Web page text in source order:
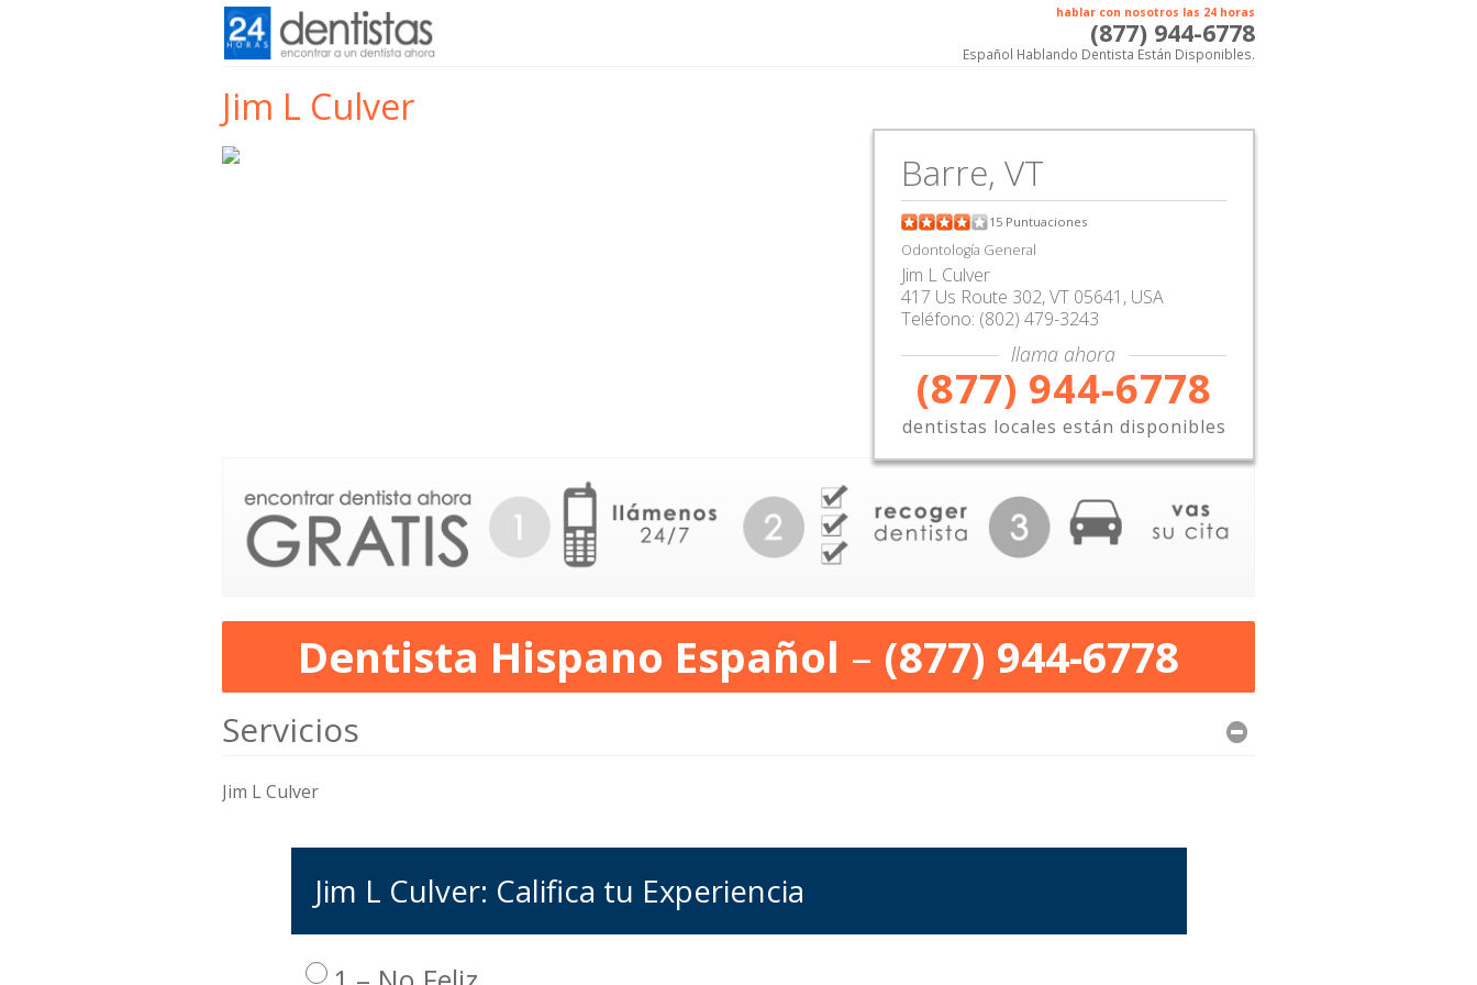
hablar con nosotros las 24 horas
(877) 944-6778
Español Hablando Dentista Están Disponibles.
Jim L Culver
Barre, VT
15 Puntuaciones
Odontología General
Jim L Culver
417 Us Route 302,VT 05641, USA
Teléfono: (802) 479-3243
llama ahora
(877) 944-6778
dentistas locales están disponibles
Dentista Hispano Español – (877) 944-6778
Servicios
Jim L Culver
Jim L Culver: Califica tu Experiencia